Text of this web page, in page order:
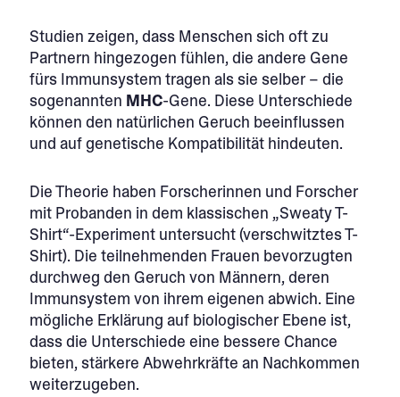
Studien zeigen, dass Menschen sich oft zu
Partnern hingezogen fühlen, die andere Gene
fürs Immunsystem tragen als sie selber – die
sogenannten MHC-Gene. Diese Unterschiede
können den natürlichen Geruch beeinflussen
und auf genetische Kompatibilität hindeuten.
Die Theorie haben Forscherinnen und Forscher
mit Probanden in dem klassischen „Sweaty T-
Shirt“-Experiment untersucht (verschwitztes T-
Shirt). Die teilnehmenden Frauen bevorzugten
durchweg den Geruch von Männern, deren
Immunsystem von ihrem eigenen abwich. Eine
mögliche Erklärung auf biologischer Ebene ist,
dass die Unterschiede eine bessere Chance
bieten, stärkere Abwehrkräfte an Nachkommen
weiterzugeben.